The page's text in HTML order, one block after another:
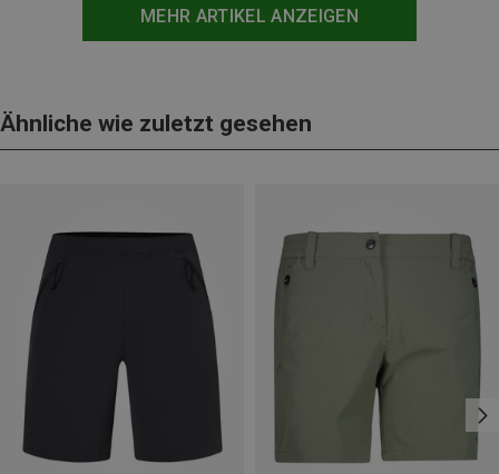
MEHR ARTIKEL ANZEIGEN
Ähnliche wie zuletzt gesehen